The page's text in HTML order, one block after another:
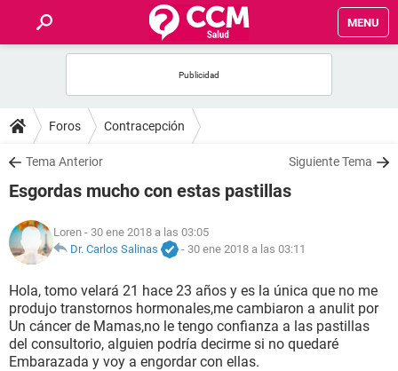
MENU
FOROS
SALUD
FAMILIA
NUTRICIÓN
BIENESTAR
SEXUALIDAD
Foros Contracepción
Tema Anterior Siguiente Tema
Esgordas mucho con estas pastillas
Loren - 30 ene 2018 a las 03:05
Dr. Carlos Salinas
- 30 ene 2018 a las 03:11
Hola, tomo velará 21 hace 23 años y es la única que no me
produjo transtornos hormonales,me cambiaron a anulit por
Un cáncer de Mamas,no le tengo confianza a las pastillas
del consultorio, alguien podría decirme si no quedaré
Embarazada y voy a engordar con ellas.